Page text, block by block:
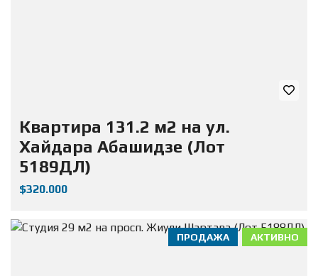
Квартира 131.2 м2 на ул.
Хайдара Абашидзе (Лот
5189ДЛ)
$320.000
АКТИВНО
ПРОДАЖА